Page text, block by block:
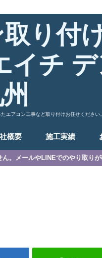
り付
チ デ
エアコン工事など取り付けお任せください。
概要 施工実績
。メールやLINEでのやり取りが